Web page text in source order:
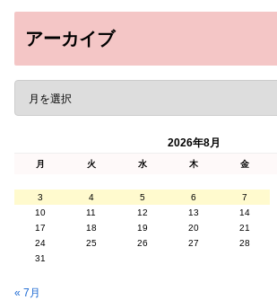
アーカイブ
2026年8月
月 火 水 木 金
3
4 5 6 7
10
11 12 13 14
17
18 19 20 21
24
25 26 27 28
31
« 7月